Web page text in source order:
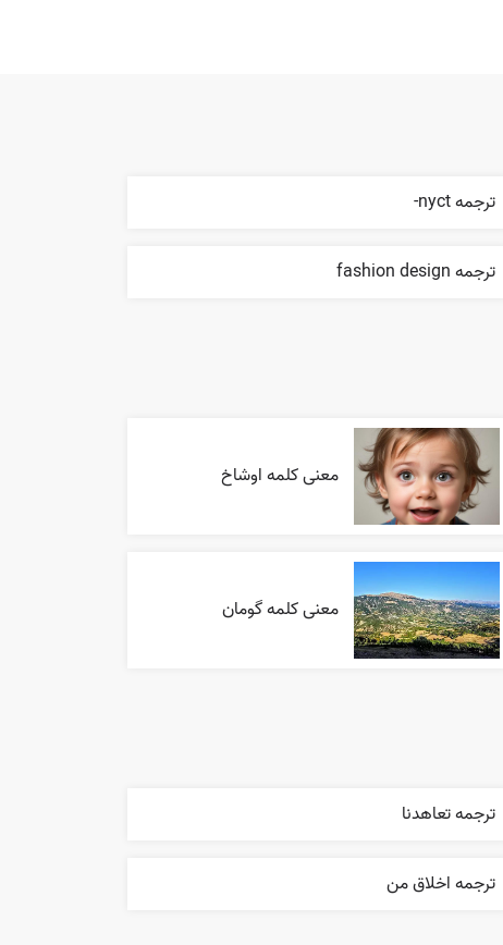
ترجمه nyct-
ترجمه fashion design
معنی کلمه اوشاخ
معنی کلمه گومان
ترجمه تعاهدنا
ترجمه اخلاق من